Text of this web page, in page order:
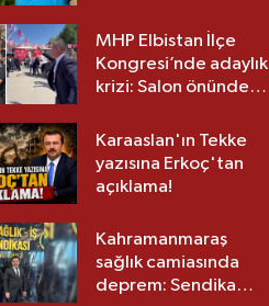
üst lige iki transfer!
MHP Elbistan İlçe
Kongresi’nde adaylık
krizi: Salon önünde
Karaaslan'ın Tekke
yazısına Erkoç'tan
açıklama!
Kahramanmaraş
sağlık camiasında
deprem: Sendika